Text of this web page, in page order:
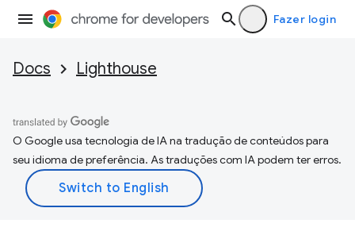
Fazer login
Docs Lighthouse
O Google usa tecnologia de IA na tradução de conteúdos para
seu idioma de preferência. As traduções com IA podem ter erros.